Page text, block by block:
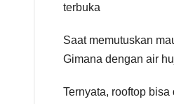
Saat memutuskan
Gimana dengan air
Ternyata, rooftop